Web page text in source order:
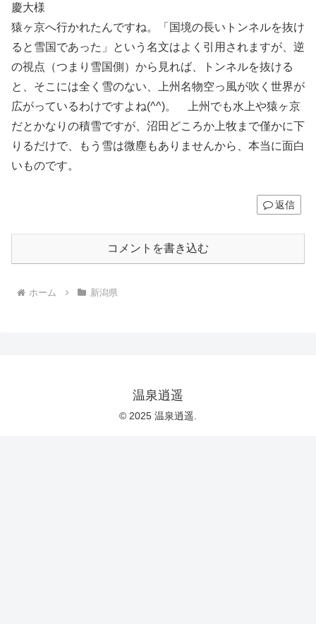
慶大様
猿ヶ京へ行かれたんですね。「国境の長いトンネルを抜け
ると雪国であった」という名文はよく引用されますが、逆
の視点（つまり雪国側）から見れば、トンネルを抜ける
と、そこには全く雪のない、上州名物空っ風が吹く世界が
広がっているわけですよね(^^)。 上州でも水上や猿ヶ京
だとかなりの積雪ですが、沼田どころか上牧まで僅かに下
りるだけで、もう雪は微塵もありませんから、本当に面白
いものです。
返信
コメントを書き込む
ホーム 新潟県
温泉逍遥
© 2025 温泉逍遥.